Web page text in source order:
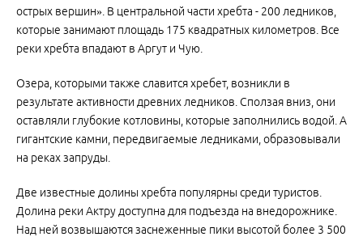
острых вершин». В центральной части хребта - 200 ледников,
которые занимают площадь 175 квадратных километров. Все
реки хребта впадают в Аргут и Чую.
Озера, которыми также славится хребет, возникли в
результате активности древних ледников. Сползая вниз, они
оставляли глубокие котловины, которые заполнились водой. А
гигантские камни, передвигаемые ледниками, образовывали
на реках запруды.
Две известные долины хребта популярны среди туристов.
Долина реки Актру доступна для подъезда на внедорожнике.
Над ней возвышаются заснеженные пики высотой более 3 500